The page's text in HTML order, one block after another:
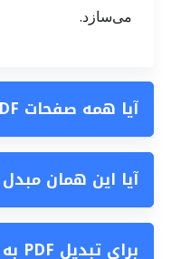
می‌سازد.
آیا همه صفحات PDF من تبدیل می‌شوند؟
آیا این همان مبدل pdf2png است؟